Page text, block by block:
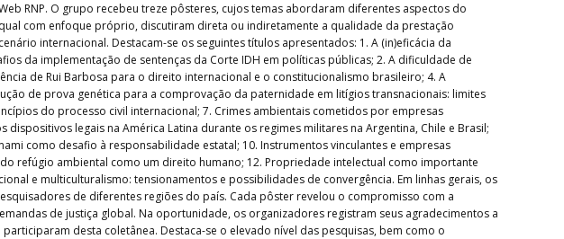
RNP. O grupo recebeu treze pôsteres, cujos temas abordaram diferentes aspectos do
com enfoque próprio, discutiram direta ou indiretamente a qualidade da prestação
internacional. Destacam-se os seguintes títulos apresentados: 1. A (in)eficácia da
da implementação de sentenças da Corte IDH em políticas públicas; 2. A dificuldade de
de Rui Barbosa para o direito internacional e o constitucionalismo brasileiro; 4. A
de prova genética para a comprovação da paternidade em litígios transnacionais: limites
do processo civil internacional; 7. Crimes ambientais cometidos por empresas
legais na América Latina durante os regimes militares na Argentina, Chile e Brasil;
como desafio à responsabilidade estatal; 10. Instrumentos vinculantes e empresas
refúgio ambiental como um direito humano; 12. Propriedade intelectual como importante
e multiculturalismo: tensionamentos e possibilidades de convergência. Em linhas gerais, os
de diferentes regiões do país. Cada pôster revelou o compromisso com a
de justiça global. Na oportunidade, os organizadores registram seus agradecimentos a
desta coletânea. Destaca-se o elevado nível das pesquisas, bem como o